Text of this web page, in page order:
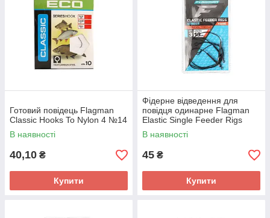
Готовий повідець Flagman
Classic Hooks To Nylon 4 №14
В наявності
40,10 ₴
Купити
Фiдерне вiдведення для
повiдця одинарне Flagman
Elastic Single Feeder Rigs
Hard 15см
В наявності
45 ₴
Купити